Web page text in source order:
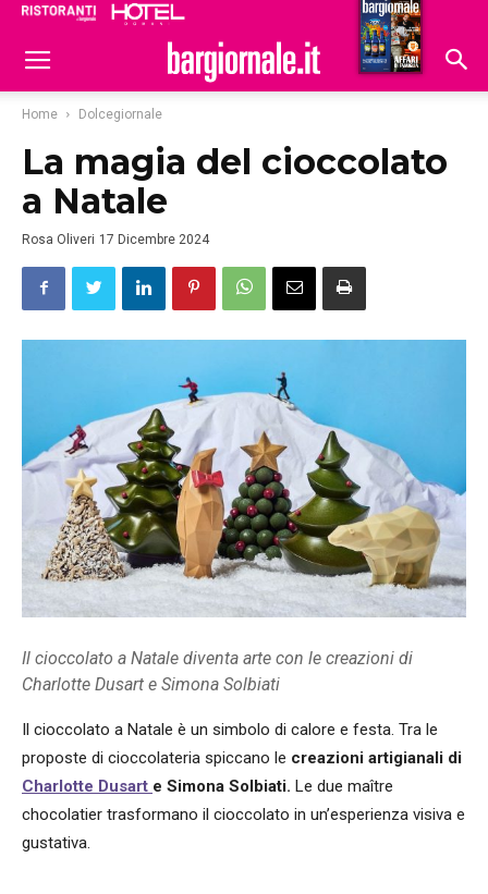
Hoteldomani
Home Dolcegiornale
La magia del cioccolato
a Natale
Rosa Oliveri 17 Dicembre 2024
Il cioccolato a Natale diventa arte con le creazioni di
Charlotte Dusart e Simona Solbiati
Il cioccolato a Natale è un simbolo di calore e festa. Tra le
proposte di cioccolateria spiccano le creazioni artigianali di
Charlotte Dusart e Simona Solbiati. Le due maître
chocolatier trasformano il cioccolato in un’esperienza visiva e
gustativa.